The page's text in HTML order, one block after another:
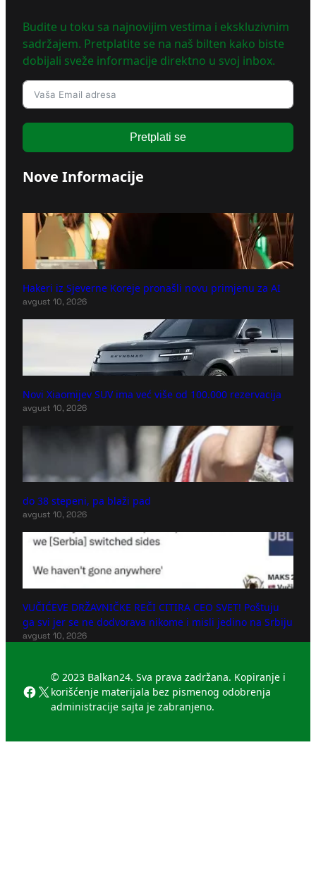
Budite u toku sa najnovijim vestima i ekskluzivnim
sadržajem. Pretplatite se na naš bilten kako biste
dobijali sveže informacije direktno u svoj inbox.
Pretplati se
Nove Informacije
Hakeri iz Sjeverne Koreje pronašli novu primjenu za AI
avgust 10, 2026
Novi Xiaomijev SUV ima već više od 100.000 rezervacija
avgust 10, 2026
do 38 stepeni, pa blaži pad
avgust 10, 2026
VUČIĆEVE DRŽAVNIČKE REČI CITIRA CEO SVET! Poštuju
ga svi jer se ne dodvorava nikome i misli jedino na Srbiju
avgust 10, 2026
Facebook
X
© 2023 Balkan24. Sva prava zadržana. Kopiranje i
korišćenje materijala bez pismenog odobrenja
administracije sajta je zabranjeno.